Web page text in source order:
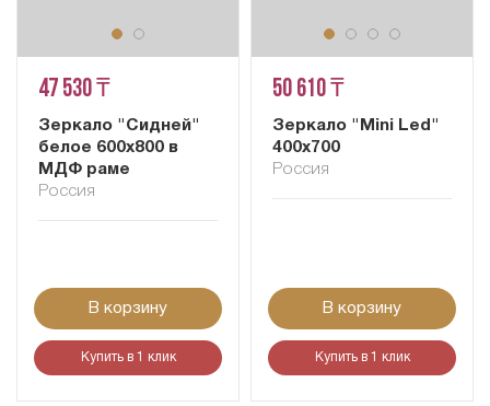
47 530 ₸
Зеркало "Сидней"
белое 600х800 в
МДФ раме
Россия
В корзину
Купить в 1 клик
50 610 ₸
Зеркало "Mini Led"
400х700
Россия
В корзину
Купить в 1 клик